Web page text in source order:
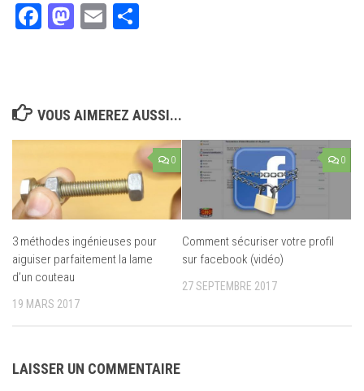
Facebook
Mastodon
Email
VOUS AIMEREZ AUSSI...
0
3 méthodes ingénieuses pour
aiguiser parfaitement la lame
d’un couteau
19 MARS 2017
0
Comment sécuriser votre profil
sur facebook (vidéo)
27 SEPTEMBRE 2017
LAISSER UN COMMENTAIRE